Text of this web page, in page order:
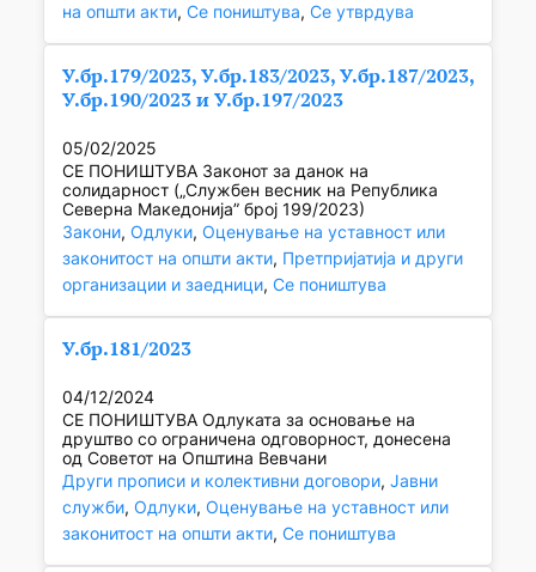
на општи акти, Се поништува, Се утврдува
У.бр.179/2023, У.бр.183/2023, У.бр.187/2023,
У.бр.190/2023 и У.бр.197/2023
05/02/2025
СЕ ПОНИШТУВА Законот за данок на
солидарност („Службен весник на Република
Северна Македонија” број 199/2023)
Закони, Одлуки, Оценување на уставност или
законитост на општи акти, Претпријатија и други
организации и заедници, Се поништува
У.бр.181/2023
04/12/2024
СЕ ПОНИШТУВА Одлуката за основање на
друштво со ограничена одговорност, донесена
од Советот на Општина Вевчани
Други прописи и колективни договори, Јавни
служби, Одлуки, Оценување на уставност или
законитост на општи акти, Се поништува